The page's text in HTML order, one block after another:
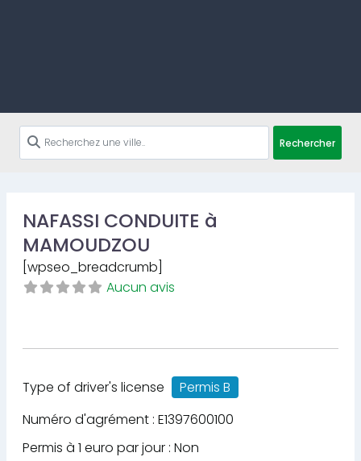
Rechercher
NAFASSI CONDUITE à
MAMOUDZOU
[wpseo_breadcrumb]
Aucun avis
Type of driver's license
Permis B
Numéro d'agrément : E1397600100
Permis à 1 euro par jour : Non